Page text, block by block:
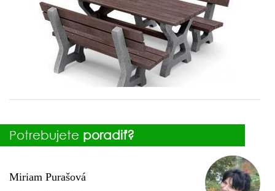
Potrebujete poradiť?
Miriam Purašová